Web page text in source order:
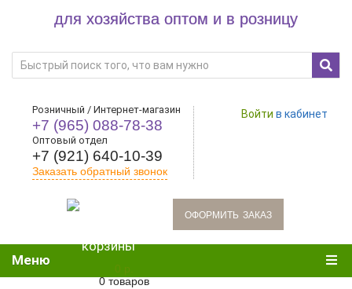
для хозяйства оптом и в розницу
Розничный / Интернет-магазин
+7 (965) 088-78-38
Оптовый отдел
+7 (921) 640-10-39
Заказать обратный звонок
Войти в кабинет
oформить заказ
0 товаров
Меню